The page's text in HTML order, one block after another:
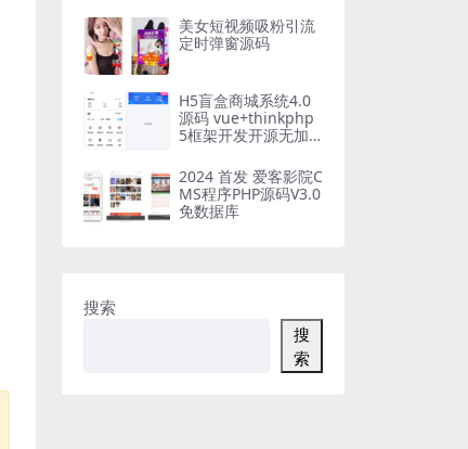
美女短视频吸粉引流
定时弹窗源码
H5盲盒商城系统4.0
源码 vue+thinkphp
5框架开发开源无加
2024 首发 爱客影院C
MS程序PHP源码V3.0
免数据库
搜索
搜
索